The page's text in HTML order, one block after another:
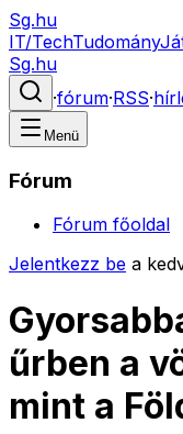
Sg.hu
IT/TechTudomány
Sg.hu
·fórum·RSS·
Menü
Fórum
Fórum főoldal
Jelentkezz be a
űrben a
mint a